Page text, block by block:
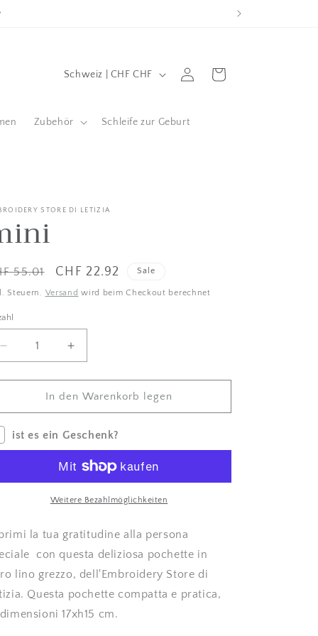
Zubehör Schleife zur Geburt
L
n
e
r
a
i
s
c
h
e
s
G
e
b
i
e
t
Schweiz | CHF CHF Einloggen Wagen
STORE DI LETIZIA
55.01 Verkaufspreis
CHF 22.92 Sale
Steuern. Versand wird beim Checkout berechnet
Menge
um
mini
verringern
Betrag
für
mini
erhöhen
In den Warenkorb legen
ist es ein Geschenk?
Weitere Bezahlmöglichkeiten
la tua gratitudine alla persona
con questa deliziosa pochette in
lino grezzo, dell'Embroidery Store di
Questa pochette compatta e pratica,
17xh15 cm.